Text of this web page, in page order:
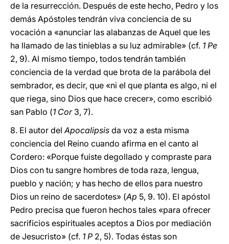
de la resurrección. Después de este hecho, Pedro y los
demás Apóstoles tendrán viva conciencia de su
vocación a «anunciar las alabanzas de Aquel que les
ha llamado de las tinieblas a su luz admirable» (cf. 1 Pe
2, 9). Al mismo tiempo, todos tendrán también
conciencia de la verdad que brota de la parábola del
sembrador, es decir, que «ni el que planta es algo, ni el
que riega, sino Dios que hace crecer», como escribió
san Pablo (1 Cor 3, 7).
8. El autor delApocalipsis da voz a esta misma
conciencia del Reino cuando afirma en el canto al
Cordero: «Porque fuiste degollado y compraste para
Dios con tu sangre hombres de toda raza, lengua,
pueblo y nación; y has hecho de ellos para nuestro
Dios un reino de sacerdotes» (Ap 5, 9. 10). El apóstol
Pedro precisa que fueron hechos tales «para ofrecer
sacrificios espirituales aceptos a Dios por mediación
de Jesucristo» (cf. 1 P 2, 5). Todas éstas son